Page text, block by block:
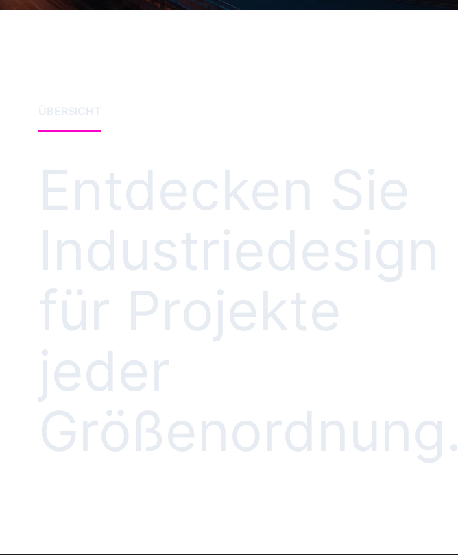
ÜBERSICHT
Entdecken Sie
Industriedesign
für Projekte
jeder
Größenordnung.